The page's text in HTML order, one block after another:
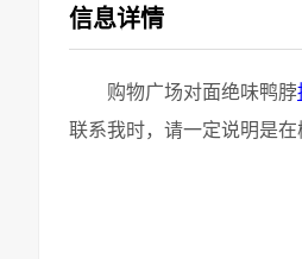
信息详情
购物广场对面绝味鸭脖
联系我时，请一定说明是在